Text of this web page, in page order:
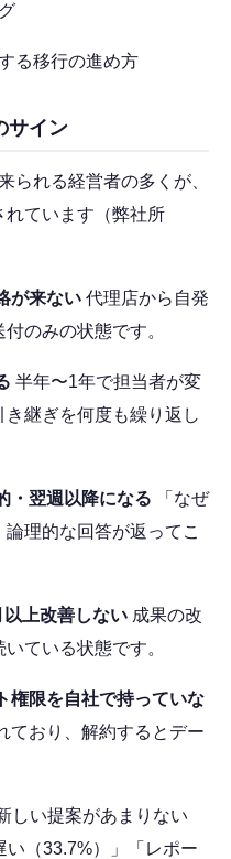
る移行の進め方
サイン
られる経営者の多くが、
れています（弊社所
が来ない 代理店から自発
のみの状態です。
半年〜1年で担当者が変
継ぎを何度も繰り返し
・翌週以降になる 「なぜ
理的な回答が返ってこ
上改善しない 成果の改
ている状態です。
権限を自社で持っていな
ており、解約するとデー
しい提案があまりない
い（33.7%）」「レポー